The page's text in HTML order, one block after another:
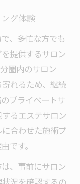
グ体験
、多忙な方でも
提供するサロン
圏内のサロン
れるため、継続
プライベートサ
るエステサロン
合わせた施術プ
です。
、事前にサロン
況を確認するの